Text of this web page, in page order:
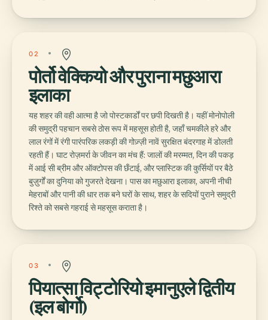
02
पोर्तो वेक्कियो और पुराना मछुआरा
इलाका
यह शहर की वही आत्मा है जो पोस्टकार्डों पर छपी दिखती है। यहीं मोनोपोली
की समुद्री पहचान सबसे ठोस रूप में महसूस होती है, जहाँ चमकीले हरे और
लाल रंगों में रंगी पारंपरिक लकड़ी की गोज़्ज़ी नावें सुरक्षित बंदरगाह में डोलती
रहती हैं। घाट रोज़मर्रा के जीवन का मंच हैं: जालों की मरम्मत, दिन की पकड़
में आई सी ब्रीम और ऑक्टोपस की छँटाई, और प्लास्टिक की कुर्सियों पर बैठे
बुज़ुर्गों का दुनिया को गुजरते देखना। पास का मछुआरा इलाका, अपनी नीची
मेहराबों और पानी की धार तक बने घरों के साथ, शहर के सदियों पुराने समुद्री
रिश्ते को सबसे गहराई से महसूस कराता है।
03
पियात्सा विट्टोरियो इमानुएले द्वितीय
(इल बोर्गो)